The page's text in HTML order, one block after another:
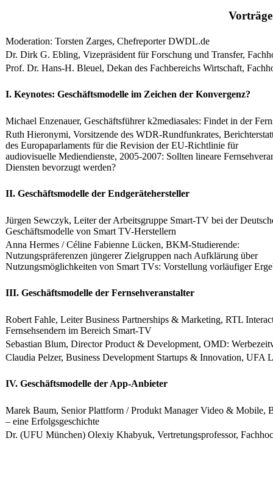
​Vorträge
​Moderation: Torsten Zarges, Chefreporter DWDL.de
​Dr. Dirk G. Ebling, Vizepräsident für Forschung und Transfer,
​Prof. Dr. Hans-H. Bleuel, Dekan des Fachbereichs Wirtschaft,
​I. Keynotes: Geschäftsmodelle im Zeichen der Konvergenz?
​Michael Enzenauer, Geschäftsführer k2mediasales: Findet in der
​Ruth Hieronymi, Vorsitzende des WDR-Rundfunkrates,
des Europaparlaments für die Revision der EU-Richtlinie für
audiovisuelle Mediendienste, 2005-2007: Sollten lineare
Diensten bevorzugt werden?
​II. Geschäftsmodelle der Endgerätehersteller
​Jürgen Sewczyk, Leiter der Arbeitsgruppe Smart-TV bei der
Geschäftsmodelle von Smart TV-Herstellern
​Anna Hermes / Céline Fabienne Lücken, BKM-Studierende:
Nutzungspräferenzen jüngerer Zielgruppen nach Aufklärung über
Nutzungsmöglichkeiten von Smart TVs: Vorstellung vorläufiger
​III. Geschäftsmodelle der Fernsehveranstalter
​Robert Fahle, Leiter Business Partnerships & Marketing, RTL
Fernsehsendern im Bereich Smart-TV
​Sebastian Blum, Director Product & Development, OMD:
​Claudia Pelzer, Business Development Startups & Innovation,
​IV. Geschäftsmodelle der App-Anbieter
​Marek Baum, Senior Plattform / Produkt Manager Video &
– eine Erfolgsgeschichte
​Dr. (UFU München) Olexiy Khabyuk, Vertretungsprofessor,